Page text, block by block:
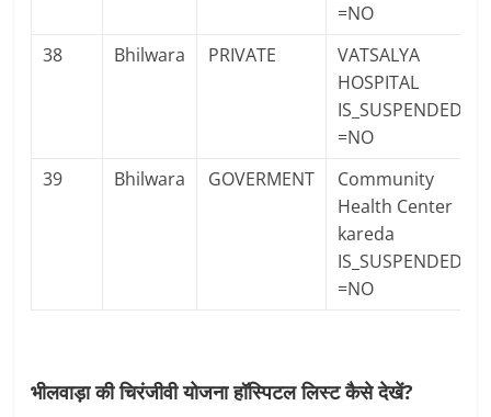
=NO
38 Bhilwara PRIVATE
VATSALYA
HOSPITAL
IS_SUSPENDED
=NO
39
Bhilwara GOVERMENT
Community
Health Center
kareda
IS_SUSPENDED
=NO
भीलवाड़ा की चिरंजीवी योजना हॉस्पिटल लिस्ट कैसे देखें?